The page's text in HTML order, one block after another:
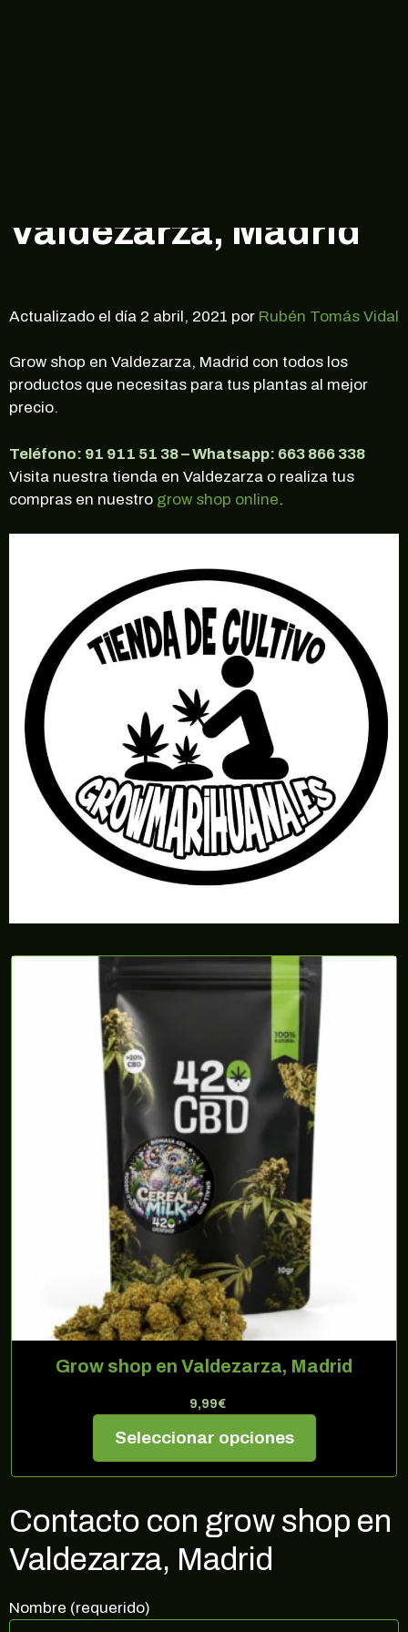
Valdezarza, Madrid
Actualizado el día 2 abril, 2021 por Rubén Tomás Vidal
Grow shop en Valdezarza, Madrid con todos los
productos que necesitas para tus plantas al mejor
precio.
Teléfono: 91 911 51 38 – Whatsapp: 663 866 338
Visita nuestra tienda en Valdezarza o realiza tus
compras en nuestro grow shop online.
Grow shop en Valdezarza, Madrid
9,99€
Seleccionar opciones
Contacto con grow shop en
Valdezarza, Madrid
Nombre (requerido)